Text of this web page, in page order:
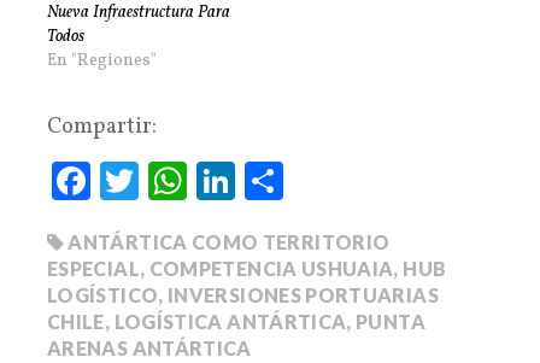
Nueva Infraestructura Para
Todos
En "Regiones"
Compartir:
Fa
ce
bo
ok
T
tte
r
W
ts
A
pp
Li
ed
In
m
pa
rti
ANTÁRTICA COMO TERRITORIO
ESPECIAL, COMPETENCIA USHUAIA, HUB
LOGÍSTICO, INVERSIONES PORTUARIAS
CHILE, LOGÍSTICA ANTÁRTICA, PUNTA
ARENAS ANTÁRTICA